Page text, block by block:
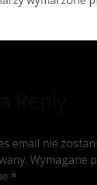
email nie
Wymagane
*